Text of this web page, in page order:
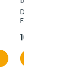
DONNA Plus
Forte, 30
16,60 €